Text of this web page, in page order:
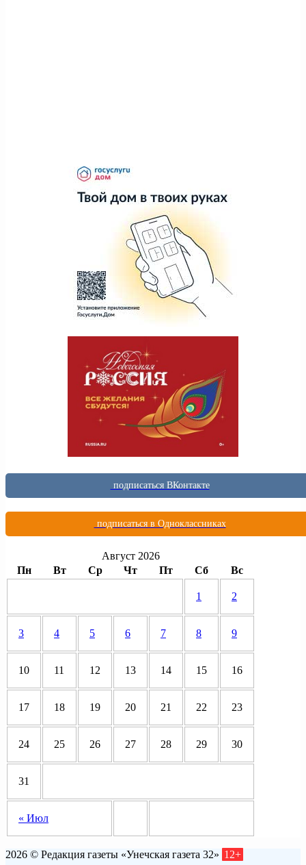
подписаться ВКонтакте
подписаться в Одноклассниках
Август 2026
Пн
Вт Ср Чт Пт Сб Вс
« Июл
1 2
3 4 5 6 7 8 9
10 11 12 13 14 15 16
17 18 19 20 21 22 23
24 25 26 27 28 29 30
31
2026 © Редакция газеты «Унечская газета 32» 12+